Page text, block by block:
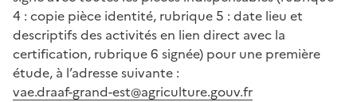
4 : copie pièce identité, rubrique 5 : date lieu et
descriptifs des activités en lien direct avec la
certification, rubrique 6 signée) pour une première
étude, à l’adresse suivante :
vae.draaf-grand-est@agriculture.gouv.fr